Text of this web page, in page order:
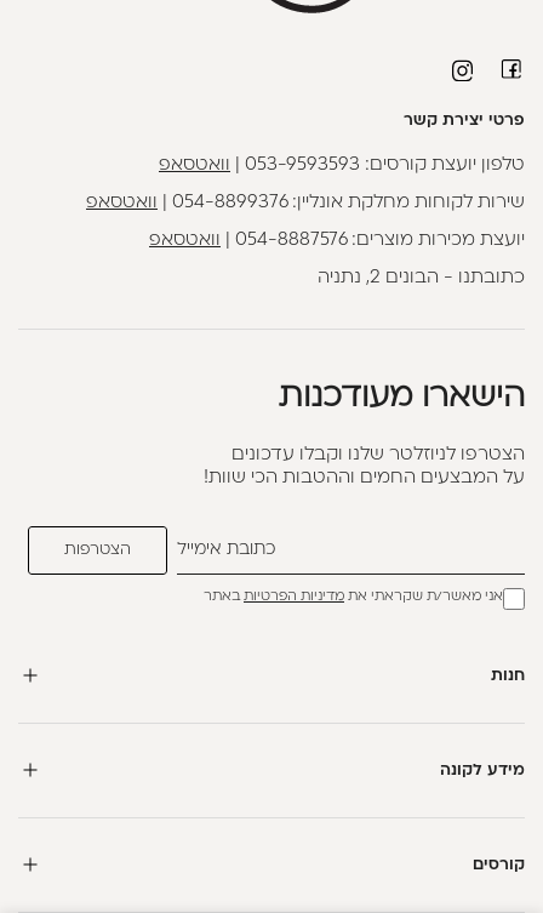
פרטי יצירת קשר
טלפון יועצת קורסים: 053-9593593 וואטסאפ
שירות לקוחות מחלקת אונליין:054-8899376 וואטסאפ
יועצת מכירות מוצרים:054-8887576 וואטסאפ
כתובתנו - הבונים 2, נתניה
הישארו מעודכנות
הצטרפו לניוזלטר שלנו וקבלו עדכונים
על המבצעים החמים וההטבות הכי שוות!
אני מאשר/ת שקראתי את מדיניות הפרטיותבאתר
חנות
מידע לקונה
קורסים